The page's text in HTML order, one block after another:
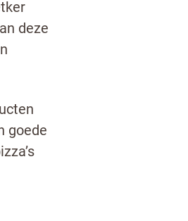
deze
goede